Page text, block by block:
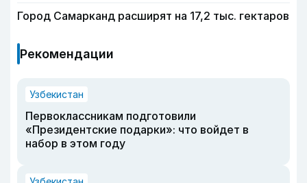
Город Самарканд расширят на 17,2 тыс. гектаров
Рекомендации
Узбекистан
Первоклассникам подготовили
«Президентские подарки»: что войдет в
набор в этом году